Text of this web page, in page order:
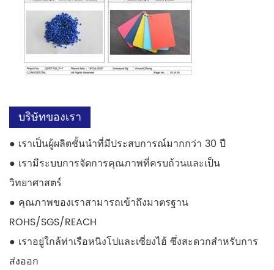
บริษัทของเรา
● เราเป็นผู้ผลิตชั้นนำที่มีประสบการณ์มากกว่า 30 ปี
● เรามีระบบการจัดการคุณภาพที่ครบถ้วนและเป็น
วิทยาศาสตร์
● คุณภาพของเราสามารถเข้าถึงมาตรฐาน
ROHS/SGS/REACH
● เราอยู่ใกล้ท่าเรือหนิงโปและเซี่ยงไฮ้ ซึ่งสะดวกสำหรับการ
ส่งออก